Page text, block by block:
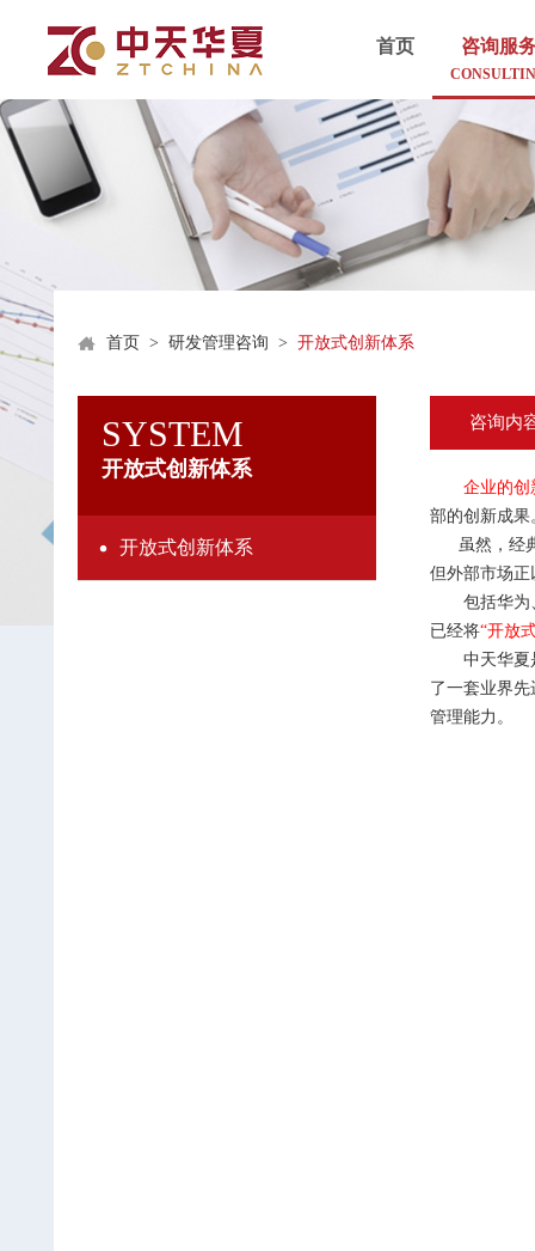
首页 咨询服
首页 > 研发管理咨询 > 开放式创新体系
SYSTEM
开放式创新体系
开放式创新体系
咨询内
企业的创
部的创新成果
虽然， 经
但外部市场
包括华为
已经将“开放
中天华夏是
了一套业界
管理能力。